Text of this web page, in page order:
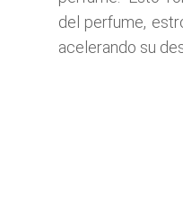
del perfume,
acelerando su